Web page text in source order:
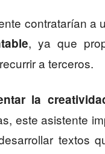
contratarían a
, ya que
a terceros.
la
este asistente
textos